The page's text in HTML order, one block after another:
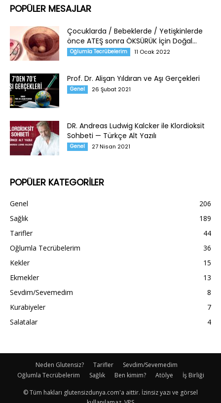
POPÜLER MESAJLAR
Çocuklarda / Bebeklerde / Yetişkinlerde
önce ATEŞ sonra ÖKSÜRÜK İçin Doğal...
Oğlumla Tecrübelerim 11 Ocak 2022
Prof. Dr. Alişan Yıldıran ve Aşı Gerçekleri
Genel 26 Şubat 2021
DR. Andreas Ludwig Kalcker ile Klordioksit
Sohbeti — Türkçe Alt Yazılı
Genel 27 Nisan 2021
POPÜLER KATEGORİLER
Genel
206
Sağlık
189
Tarifler
44
Oğlumla Tecrübelerim
36
Kekler
15
Ekmekler
13
Sevdim/Sevemedim
8
Kurabiyeler
7
Salatalar
4
Neden Glutensiz? Tarifler
Sevdim/Sevemedim
Oğlumla Tecrübelerim
Sağlık Ben kimim? Atölye İş Birliği
© Tüm hakları glutensizdunya.com'a aittir. İzinsiz yazı ve görsel